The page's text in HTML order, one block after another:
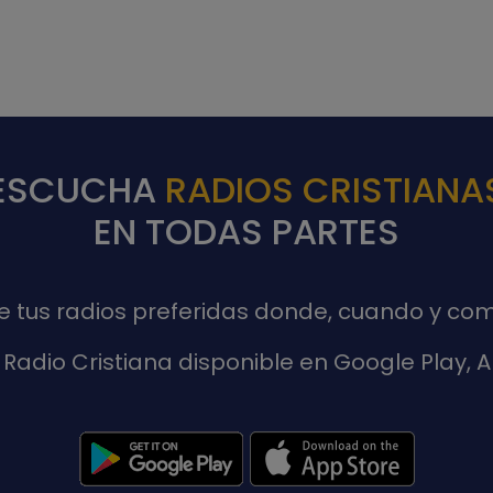
RADIOS
EN TODAS PARTES
tus radios preferidas donde, cuando y
Cristiana disponible en Google Play,